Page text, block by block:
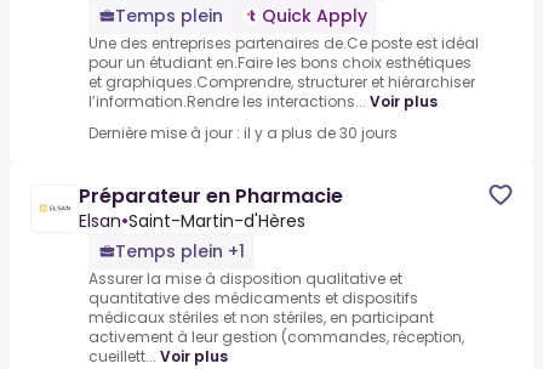
Temps plein
Quick Apply
Une des entreprises partenaires de.Ce poste est idéal
pour un étudiant en.Faire les bons choix esthétiques
et graphiques.Comprendre, structurer et hiérarchiser
l’information.Rendre les interactions... Voir plus
Dernière mise à jour : il y a plus de 30 jours
Préparateur en Pharmacie
Elsan•Saint-Martin-d'Hères
Temps plein +1
Assurer la mise à disposition qualitative et
quantitative des médicaments et dispositifs
médicaux stériles et non stériles, en participant
activement à leur gestion (commandes, réception,
cueillett... Voir plus